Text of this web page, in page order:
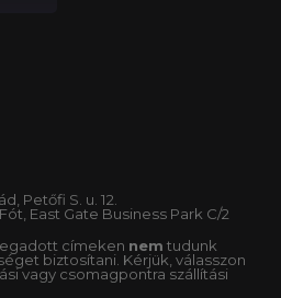
Petőfi S. u. 12.
Fót, East Gate Business Park C/2
címeken nem tudunk
biztosítani. Kérjük, válasszon
vagy csomagpontra szállítási